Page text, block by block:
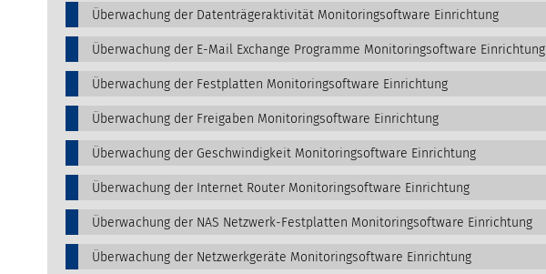
Überwachung der Datenträgeraktivität Monitoringsoftware Einrichtung
Überwachung der E-Mail Exchange Programme Monitoringsoftware Einrichtung
Überwachung der Festplatten Monitoringsoftware Einrichtung
Überwachung der Freigaben Monitoringsoftware Einrichtung
Überwachung der Geschwindigkeit Monitoringsoftware Einrichtung
Überwachung der Internet Router Monitoringsoftware Einrichtung
Überwachung der NAS Netzwerk-Festplatten Monitoringsoftware Einrichtung
Überwachung der Netzwerkgeräte Monitoringsoftware Einrichtung